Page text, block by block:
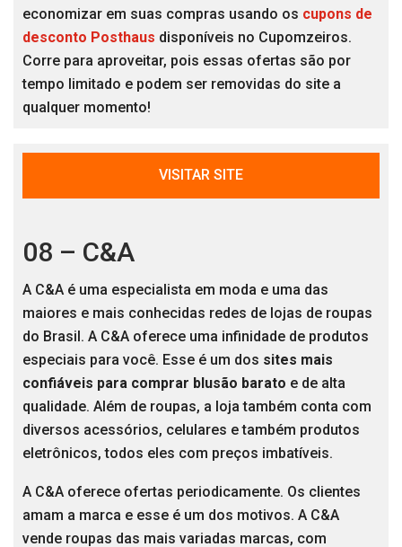
economizar em suas compras usando os cupons de
desconto Posthaus disponíveis no Cupomzeiros.
Corre para aproveitar, pois essas ofertas são por
tempo limitado e podem ser removidas do site a
qualquer momento!
VISITAR SITE
08 – C&A
A C&A é uma especialista em moda e uma das
maiores e mais conhecidas redes de lojas de roupas
do Brasil. A C&A oferece uma infinidade de produtos
especiais para você. Esse é um dos sites mais
confiáveis para comprar blusão barato e de alta
qualidade. Além de roupas, a loja também conta com
diversos acessórios, celulares e também produtos
eletrônicos, todos eles com preços imbatíveis.
A C&A oferece ofertas periodicamente. Os clientes
amam a marca e esse é um dos motivos. A C&A
vende roupas das mais variadas marcas, com